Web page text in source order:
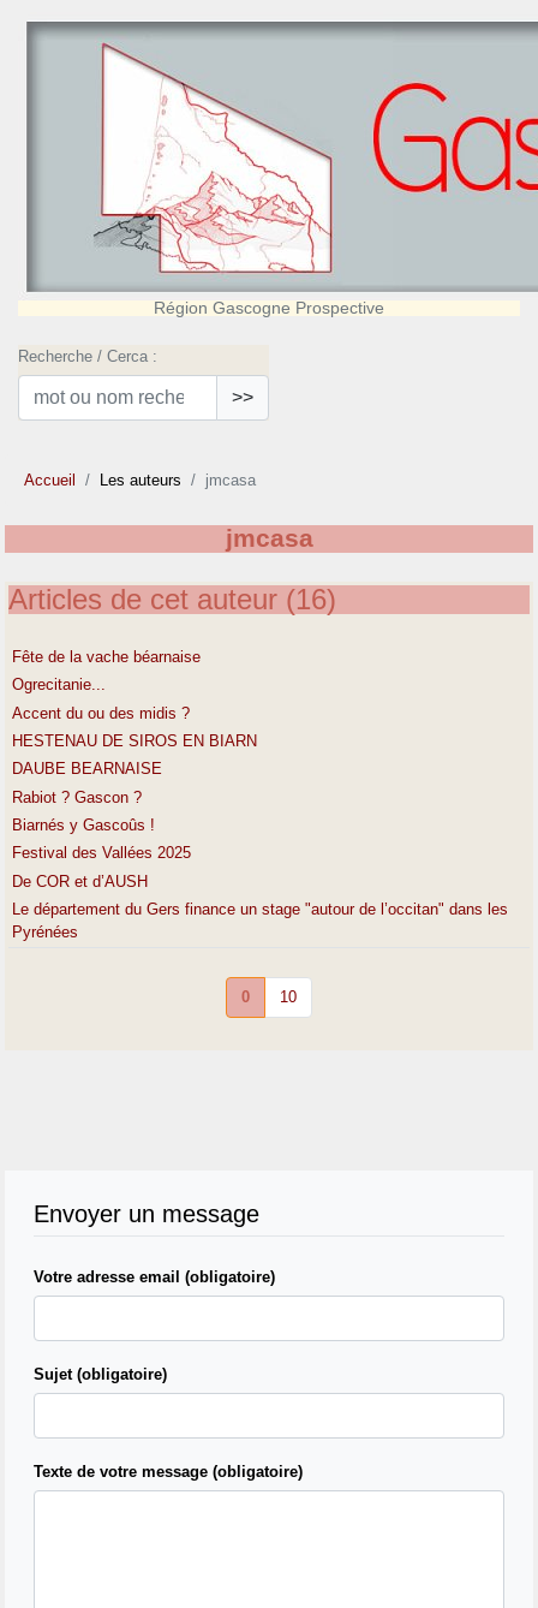
Région Gascogne Prospective
Recherche / Cerca :
>>
Accueil Les auteurs jmcasa
jmcasa
Articles de cet auteur (16)
Fête de la vache béarnaise
Ogrecitanie...
Accent du ou des midis ?
HESTENAU DE SIROS EN BIARN
DAUBE BEARNAISE
Rabiot ? Gascon ?
Biarnés y Gascoûs !
Festival des Vallées 2025
De COR et d’AUSH
Le département du Gers finance un stage "autour de l’occitan" dans les
Pyrénées
0 10
Envoyer un message
Votre adresse email (obligatoire)
Sujet (obligatoire)
Texte de votre message (obligatoire)